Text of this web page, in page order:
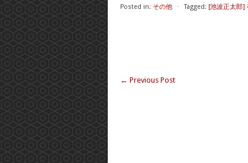
Posted in: その他 ⋅ Tagged: [池波正太郎]
← Previous Post